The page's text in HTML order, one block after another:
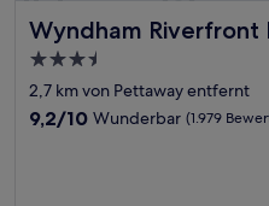
Wyndham Riverfront
Wyndham Riverfront Little
3.5-
Sterne-
Unterkunft
2,7 km von Pettaway entfernt
9.2
9,2/10 Wunderbar (1.979